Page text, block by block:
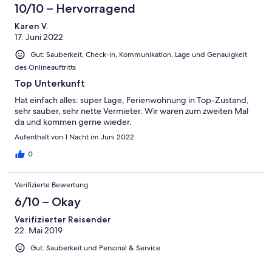
10/10 – Hervorragend
Karen V.
17. Juni 2022
Gut: Sauberkeit, Check-in, Kommunikation, Lage und Genauigkeit
des Onlineauftritts
Top Unterkunft
Hat einfach alles: super Lage, Ferienwohnung in Top-Zustand,
sehr sauber, sehr nette Vermieter. Wir waren zum zweiten Mal
da und kommen gerne wieder.
Aufenthalt von 1 Nacht im Juni 2022
0
Verifizierte Bewertung
6/10 – Okay
Verifizierter Reisender
22. Mai 2019
Gut: Sauberkeit und Personal & Service